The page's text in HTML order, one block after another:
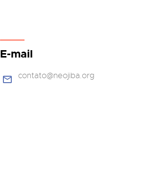
E-mail
contato@neojiba.org